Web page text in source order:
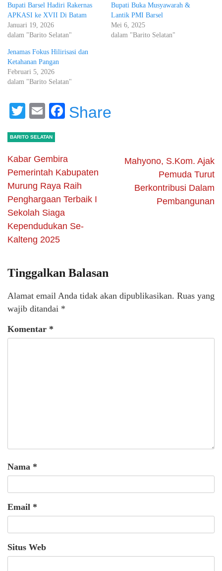
Bupati Barsel Hadiri Rakernas
APKASI ke XVII Di Batam
Januari 19, 2026
dalam "Barito Selatan"
Bupati Buka Musyawarah &
Lantik PMI Barsel
Mei 6, 2025
dalam "Barito Selatan"
Jenamas Fokus Hilirisasi dan
Ketahanan Pangan
Februari 5, 2026
dalam "Barito Selatan"
Twitter
EmailFacebook
Share
BARITO SELATAN
Kabar Gembira
Pemerintah Kabupaten
Murung Raya Raih
Penghargaan Terbaik I
Sekolah Siaga
Kependudukan Se-
Kalteng 2025
Mahyono, S.Kom. Ajak
Pemuda Turut
Berkontribusi Dalam
Pembangunan
Tinggalkan Balasan
Alamat email Anda tidak akan dipublikasikan. Ruas yang
wajib ditandai *
Komentar *
Nama *
Email *
Situs Web